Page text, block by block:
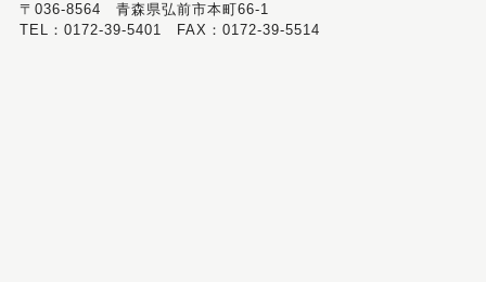
〒036-8564 青森県弘前市本町66-1
TEL：0172-39-5401 FAX：0172-39-5514